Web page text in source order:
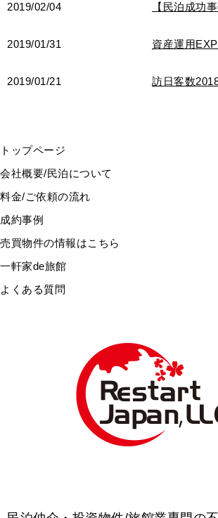
2019/02/04 【民泊成功
2019/01/31 資産運用
2019/01/21 訪日客数
トップページ
会社概要/民泊について
料金/ご依頼の流れ
成約事例
売買物件の情報はこちら
一軒家de旅館
よくある質問